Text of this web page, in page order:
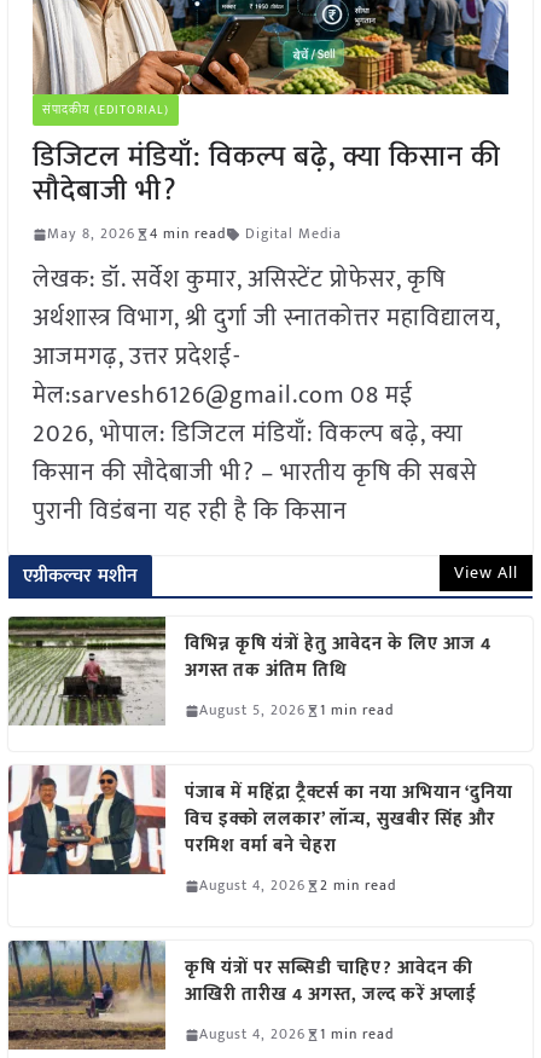
संपादकीय (EDITORIAL)
डिजिटल मंडियाँ: विकल्प बढ़े, क्या किसान की
सौदेबाजी भी?
May 8, 2026 4 min read Digital Media
लेखक: डॉ. सर्वेश कुमार, असिस्टेंट प्रोफेसर, कृषि
अर्थशास्त्र विभाग, श्री दुर्गा जी स्नातकोत्तर महाविद्यालय,
आजमगढ़, उत्तर प्रदेशई-
मेल:sarvesh6126@gmail.com 08 मई
2026, भोपाल: डिजिटल मंडियाँ: विकल्प बढ़े, क्या
किसान की सौदेबाजी भी? – भारतीय कृषि की सबसे
पुरानी विडंबना यह रही है कि किसान
एग्रीकल्चर मशीन View All
विभिन्न कृषि यंत्रों हेतु आवेदन के लिए आज 4
अगस्त तक अंतिम तिथि
August 5, 2026 1 min read
पंजाब में महिंद्रा ट्रैक्टर्स का नया अभियान ‘दुनिया
विच इक्को ललकार’ लॉन्च, सुखबीर सिंह और
परमिश वर्मा बने चेहरा
August 4, 2026 2 min read
कृषि यंत्रों पर सब्सिडी चाहिए? आवेदन की
आखिरी तारीख 4 अगस्त, जल्द करें अप्लाई
August 4, 2026 1 min read